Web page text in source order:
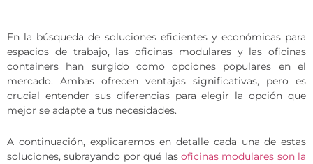
En la búsqueda de soluciones eficientes y económicas para
espacios de trabajo, las oficinas modulares y las oficinas
containers han surgido como opciones populares en el
mercado. Ambas ofrecen ventajas significativas, pero es
crucial entender sus diferencias para elegir la opción que
mejor se adapte a tus necesidades.
A continuación, explicaremos en detalle cada una de estas
soluciones, subrayando por qué las oficinas modulares son la